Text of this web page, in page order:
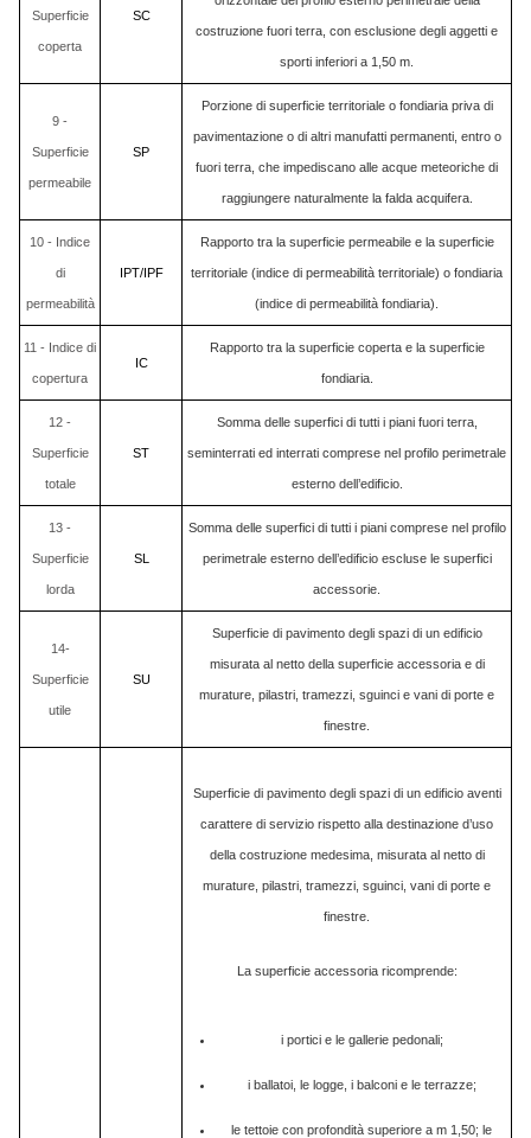
Superficie
coperta
SC
costruzione fuori terra, con esclusione degli aggetti e
sporti inferiori a 1,50 m.
9 -
Superficie
permeabile
SP
Porzione di superficie territoriale o fondiaria priva di
pavimentazione o di altri manufatti permanenti, entro o
fuori terra, che impediscano alle acque meteoriche di
raggiungere naturalmente la falda acquifera.
10 - Indice
di
permeabilità
IPT/IPF
Rapporto tra la superficie permeabile e la superficie
territoriale (indice di permeabilità territoriale) o fondiaria
(indice di permeabilità fondiaria).
11 - Indice di
copertura
IC
Rapporto tra la superficie coperta e la superficie
fondiaria.
12 -
Superficie
totale
ST
Somma delle superfici di tutti i piani fuori terra,
seminterrati ed interrati comprese nel profilo perimetrale
esterno dell’edificio.
13 -
Superficie
lorda
SL
Somma delle superfici di tutti i piani comprese nel profilo
perimetrale esterno dell’edificio escluse le superfici
accessorie.
14-
Superficie
utile
SU
Superficie di pavimento degli spazi di un edificio
misurata al netto della superficie accessoria e di
murature, pilastri, tramezzi, sguinci e vani di porte e
finestre.
Superficie di pavimento degli spazi di un edificio aventi
carattere di servizio rispetto alla destinazione d’uso
della costruzione medesima, misurata al netto di
murature, pilastri, tramezzi, sguinci, vani di porte e
finestre.
La superficie accessoria ricomprende:
i portici e le gallerie pedonali;
i ballatoi, le logge, i balconi e le terrazze;
le tettoie con profondità superiore a m 1,50; le